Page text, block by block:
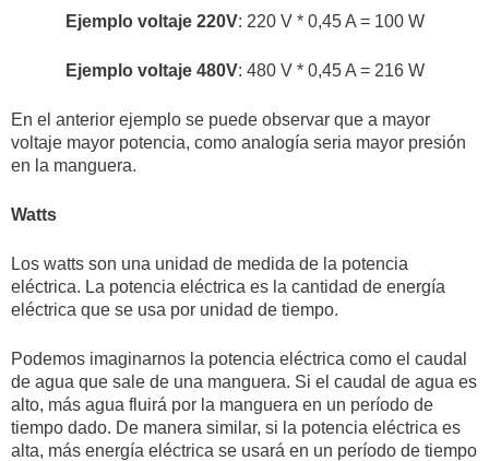
Ejemplo voltaje 220V: 220 V * 0,45 A = 100 W
Ejemplo voltaje 480V: 480 V * 0,45 A = 216 W
En el anterior ejemplo se puede observar que a mayor
voltaje mayor potencia, como analogía seria mayor presión
en la manguera.
Watts
Los watts son una unidad de medida de la potencia
eléctrica. La potencia eléctrica es la cantidad de energía
eléctrica que se usa por unidad de tiempo.
Podemos imaginarnos la potencia eléctrica como el caudal
de agua que sale de una manguera. Si el caudal de agua es
alto, más agua fluirá por la manguera en un período de
tiempo dado. De manera similar, si la potencia eléctrica es
alta, más energía eléctrica se usará en un período de tiempo